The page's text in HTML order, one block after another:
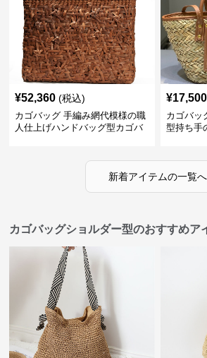
¥52,360 (税込)
カゴバッグ 手編み網代模様の職
人仕上げハンドバッグ型カゴバ
¥17,500
カゴバッ
型持ち手
新着アイテムの一覧へ
カゴバッグショルダー型のおすすめア